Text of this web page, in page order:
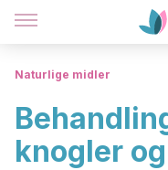
Naturlige midler
knogler